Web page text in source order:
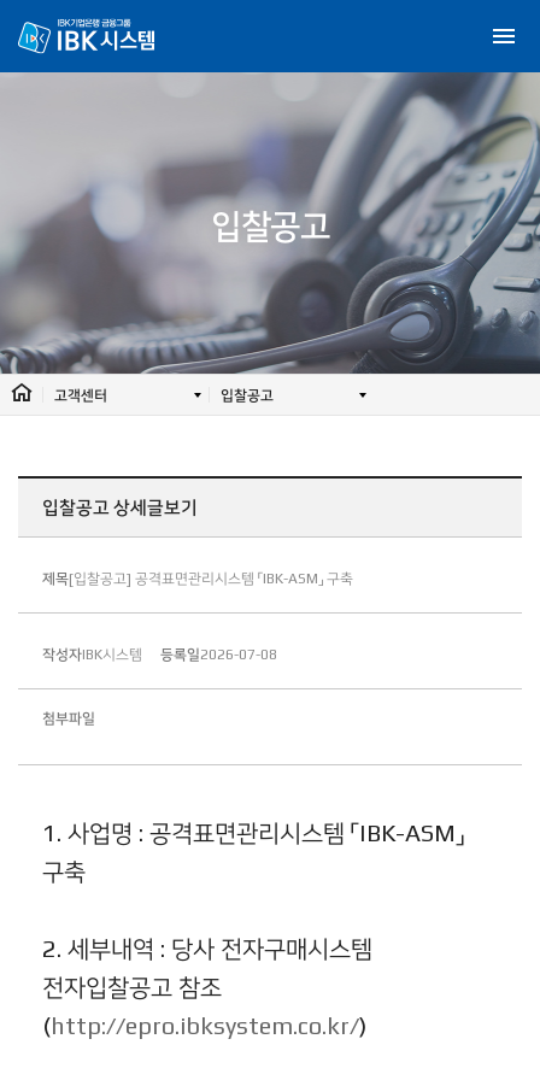
입찰공고
고객센터 입찰공고
입찰공고 상세글보기
제목[입찰공고] 공격표면관리시스템 「IBK-ASM」 구축
작성자IBK시스템 등록일2026-07-08
첨부파일
1. 사업명 : 공격표면관리시스템 「IBK-ASM」
구축
2. 세부내역 : 당사 전자구매시스템
전자입찰공고 참조
(http://epro.ibksystem.co.kr/)